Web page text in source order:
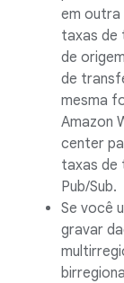
em outra
taxas de
de
de
mesma
Amazon
center
taxas de
Pub/Sub.
Se você
gravar